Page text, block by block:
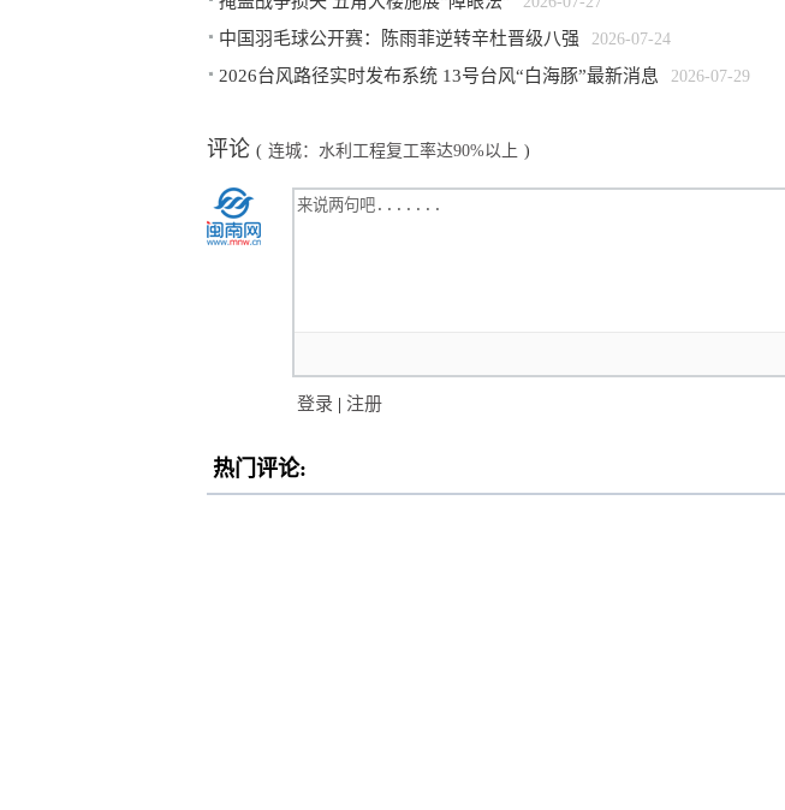
中国羽毛球公开赛：陈雨菲逆转辛杜晋级八强 2026-07-24
2026台风路径实时发布系统 13号台风“白海豚”最新消息 2026-07-29
评论 ( 连城：水利工程复工率达90%以上 )
登录 | 注册
热门评论: